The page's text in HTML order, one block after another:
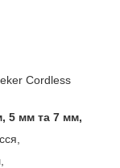
Cordless
5 мм та 7 мм,